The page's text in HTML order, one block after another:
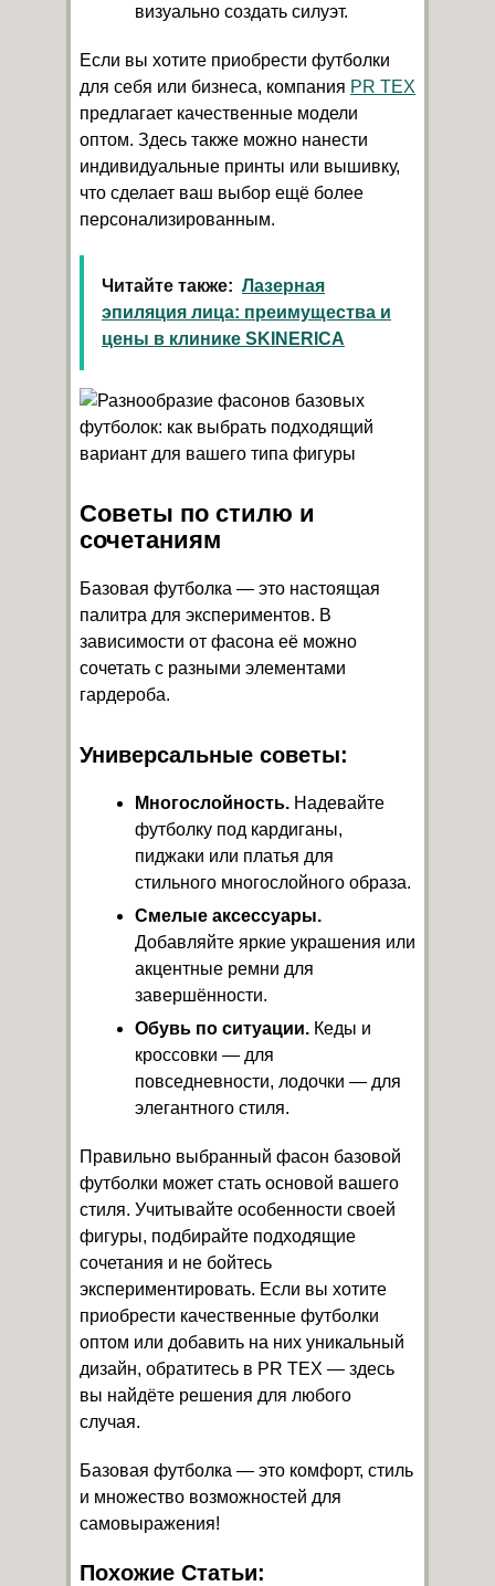
визуально создать силуэт.
Если вы хотите приобрести футболки
для себя или бизнеса, компания PR TEX
предлагает качественные модели
оптом. Здесь также можно нанести
индивидуальные принты или вышивку,
что сделает ваш выбор ещё более
персонализированным.
Читайте также: Лазерная
эпиляция лица: преимущества и
цены в клинике SKINERICA
Советы по стилю и
сочетаниям
Базовая футболка — это настоящая
палитра для экспериментов. В
зависимости от фасона её можно
сочетать с разными элементами
гардероба.
Универсальные советы:
Многослойность. Надевайте
футболку под кардиганы,
пиджаки или платья для
стильного многослойного образа.
Смелые аксессуары.
Добавляйте яркие украшения или
акцентные ремни для
завершённости.
Обувь по ситуации. Кеды и
кроссовки — для
повседневности, лодочки — для
элегантного стиля.
Правильно выбранный фасон базовой
футболки может стать основой вашего
стиля. Учитывайте особенности своей
фигуры, подбирайте подходящие
сочетания и не бойтесь
экспериментировать. Если вы хотите
приобрести качественные футболки
оптом или добавить на них уникальный
дизайн, обратитесь в PR TEX — здесь
вы найдёте решения для любого
случая.
Базовая футболка — это комфорт, стиль
и множество возможностей для
самовыражения!
Похожие Статьи: